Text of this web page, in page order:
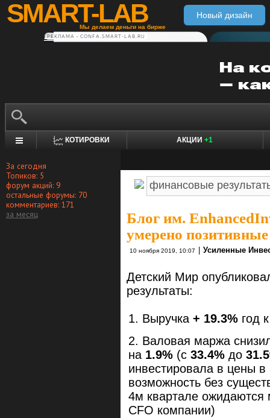
SMART-LAB
Мы делаем деньги на бирже
Новый дизайн
РЕКЛАМА • CONFA.SMART-LAB.RU
КОТИРОВКИ АКЦИИ +1
За сегодня
Топиков: 5
форум акций: 9
остальные форумы: 70
комментариев: 171
за месяц
Блог им.
умерено
10 ноября 2019, 10:07 Усиленные
Детский Мир
результаты:
Выручка + 19.3% год
Валовая маржа
на 1.9% (с 33.4% до
инвестировала в цены в
возможность без
4м квартале ожидаются
CFO компании)